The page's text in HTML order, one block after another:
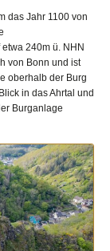
das Jahr 1100 von
240m ü. NHN
von Bonn und ist
oberhalb der Burg
in das Ahrtal und
Burganlage